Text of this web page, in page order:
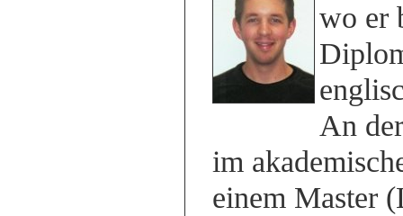
wo er
An
im
einem Master